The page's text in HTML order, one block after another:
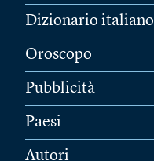
Dizionario italiano
Oroscopo
Pubblicità
Paesi
Autori